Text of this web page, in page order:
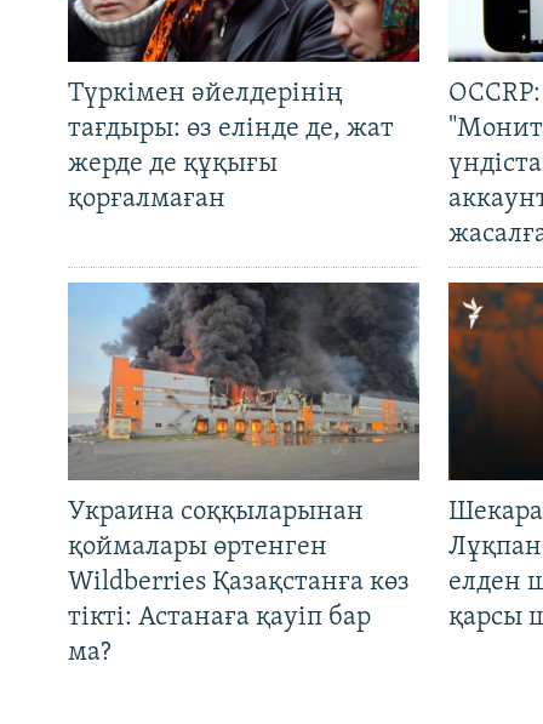
Түркімен әйелдерінің
тағдыры: өз елінде де, жат
жерде де құқығы
қорғалмаған
Украина соққыларынан
қоймалары өртенген
Wildberries Қазақстанға көз
тікті: Астанаға қауіп бар
ма?
елден
қарсы